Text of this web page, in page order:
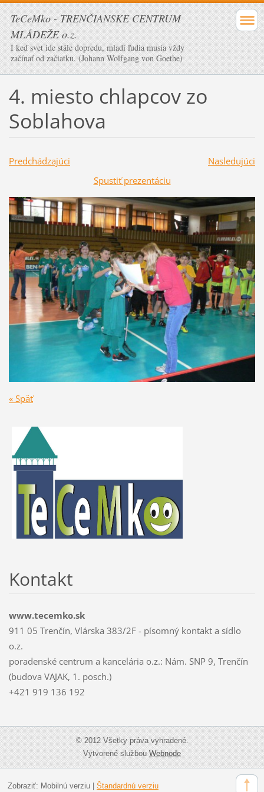
TeCeMko - TRENČIANSKE CENTRUM
MLÁDEŽE o.z.
I keď svet ide stále dopredu, mladí ľudia musia vždy
začínať od začiatku. (Johann Wolfgang von Goethe)
4. miesto chlapcov zo
Soblahova
Predchádzajúci
Nasledujúci
Spustiť prezentáciu
« Späť
Kontakt
www.tecemko.sk
911 05 Trenčín, Vlárska 383/2F - písomný kontakt a sídlo
o.z.
poradenské centrum a kancelária o.z.: Nám. SNP 9, Trenčín
(budova VAJAK, 1. posch.)
+421 919 136 192
© 2012 Všetky práva vyhradené.
Vytvorené službouWebnode
Zobraziť: Mobilnú verziu| Štandardnú verziu